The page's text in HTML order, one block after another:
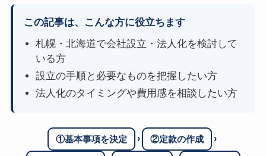
この記事は、こんな方に役立ちます
札幌・北海道で会社設立・法人化を検討して
いる方
設立の手順と必要なものを把握したい方
法人化のタイミングや費用感を相談したい方
①基本事項を決定 › ②定款の作成 ›